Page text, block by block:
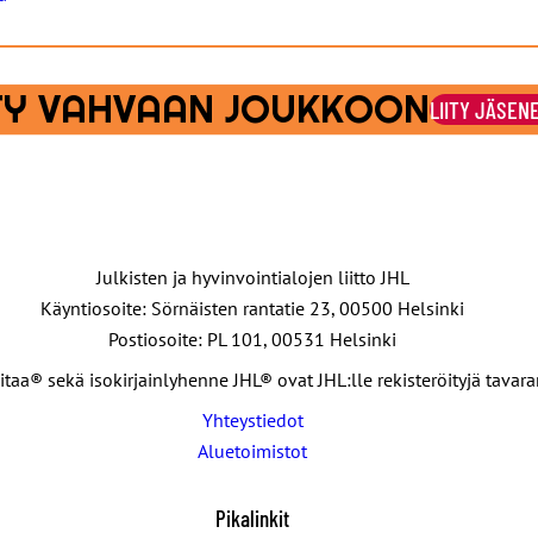
VAHVAAN JOUKKOONLIITY
Julkisten ja hyvinvointialojen liitto JHL
Käyntiosoite: Sörnäisten rantatie 23, 00500 Helsinki
Postiosoite: PL 101, 00531 Helsinki
sekä isokirjainlyhenne JHL® ovat JHL:lle rekisteröityjä
Yhteystiedot
Aluetoimistot
Pikalinkit